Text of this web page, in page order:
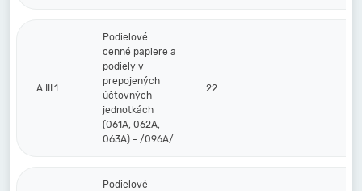
A.III.1.
Podielové
cenné papiere a
podiely v
prepojených
účtovných
jednotkách
(061A, 062A,
063A) - /096A/
22
Podielové